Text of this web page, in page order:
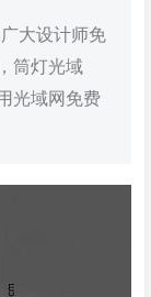
大设计师免
筒灯光域
光域网免费